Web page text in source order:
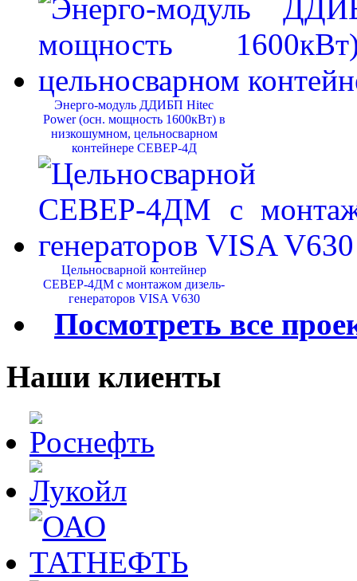
Энерго-модуль ДДИБП Hitec
Power (осн. мощность 1600кВт) в
низкошумном, цельносварном
контейнере СЕВЕР-4Д
Цельносварной контейнер
СЕВЕР-4ДМ с монтажом дизель-
генераторов VISA V630
Посмотреть все
Наши клиенты